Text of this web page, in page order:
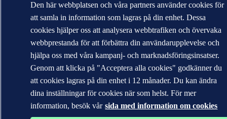
Den här webbplatsen och våra partners använder cookies för
att samla in information som lagras på din enhet. Dessa
cookies hjälper oss att analysera webbtrafiken och övervaka
webbprestanda för att förbättra din användarupplevelse och
hjälpa oss med våra kampanj- och marknadsföringsinsatser.
Genom att klicka på "Acceptera alla cookies" godkänner du
att cookies lagras på din enhet i 12 månader. Du kan ändra
dina inställningar för cookies när som helst. För mer
information, besök vår sida med information om cookies